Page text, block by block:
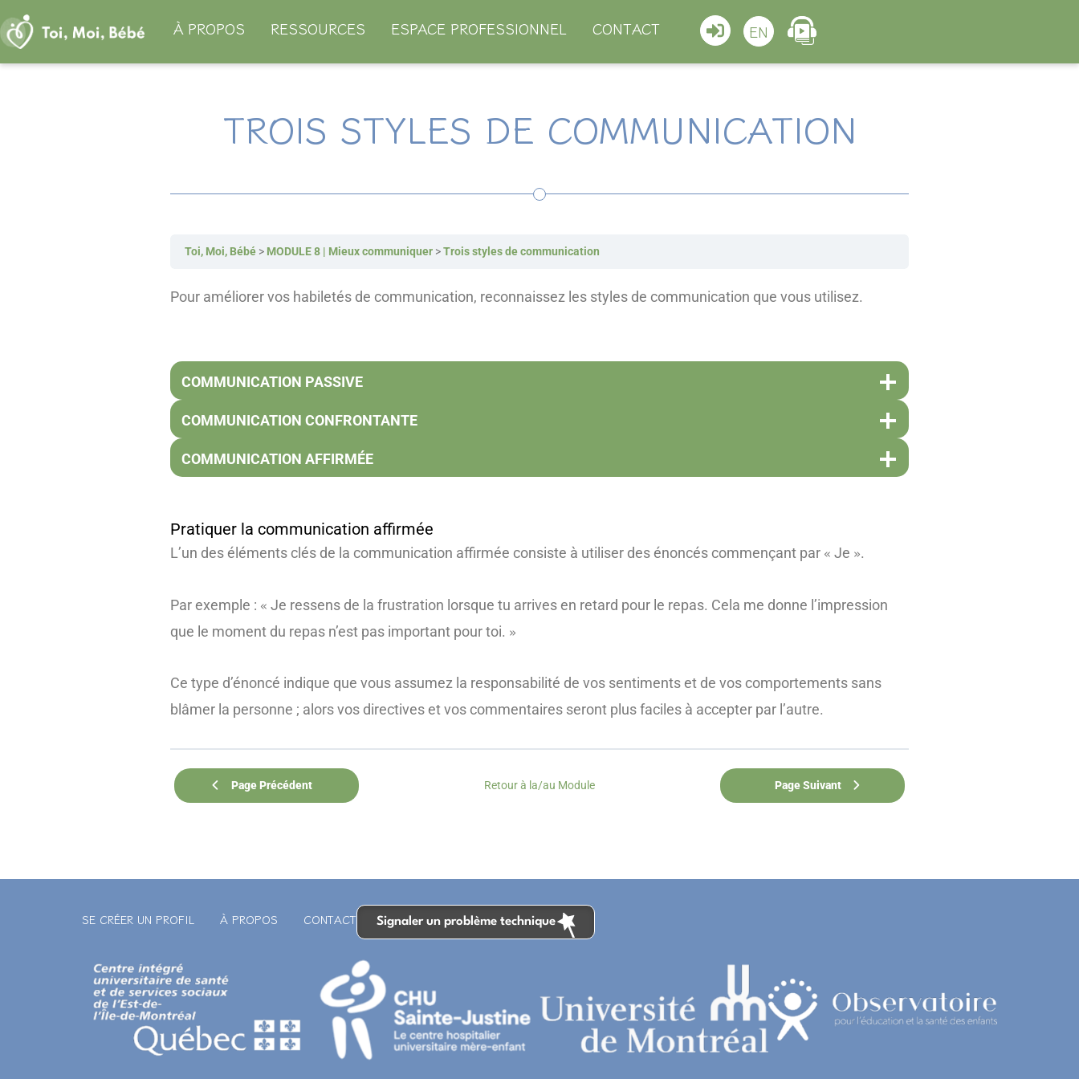
Aller
au
contenu
À PROPOS RESSOURCES ESPACE PROFESSIONNEL CONTACT EN
TROIS STYLES DE COMMUNICATION
Toi, Moi, Bébé MODULE 8 | Mieux communiquer Trois styles de communication
Pour améliorer vos habiletés de communication, reconnaissez les styles de communication que vous utilisez.
COMMUNICATION PASSIVE
COMMUNICATION CONFRONTANTE
COMMUNICATION AFFIRMÉE
Pratiquer la communication affirmée
L’un des éléments clés de la communication affirmée consiste à utiliser des énoncés commençant par « Je ».
Par exemple : « Je ressens de la frustration lorsque tu arrives en retard pour le repas. Cela me donne l’impression
que le moment du repas n’est pas important pour toi. »
Ce type d’énoncé indique que vous assumez la responsabilité de vos sentiments et de vos comportements sans
blâmer la personne ; alors vos directives et vos commentaires seront plus faciles à accepter par l’autre.
Page Précédent Retour à la/au Module Page Suivant
SE CRÉER UN PROFIL À PROPOS CONTACT Signaler un problème technique